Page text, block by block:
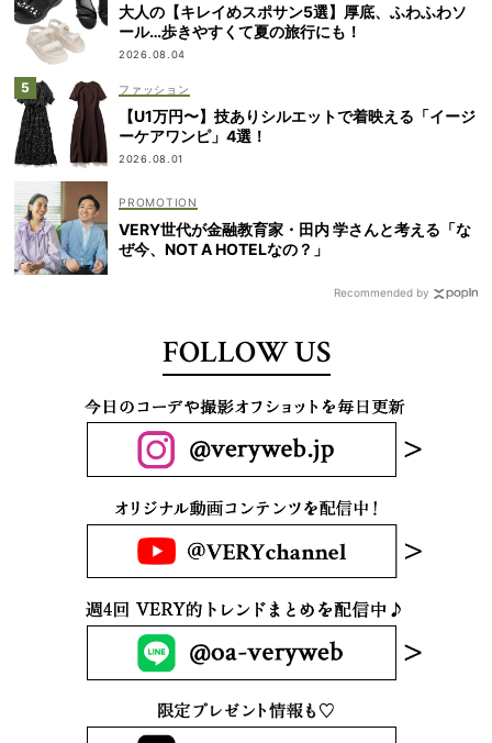
大人の【キレイめスポサン5選】厚底、ふわふわソ
ール…歩きやすくて夏の旅行にも！
2026.08.04
ファッション
【U1万円〜】技ありシルエットで着映える「イージ
ーケアワンピ」4選！
2026.08.01
VERY世代が金融教育家・田内 学さんと考える「な
ぜ今、NOT A HOTELなの？」
Recommended by
FOLLOW US